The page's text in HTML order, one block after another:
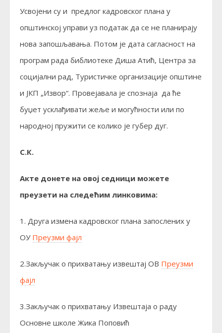
Усвојени су и предлог кадровског плана у
општинској управи уз податак да се не планирају
нова запошљавања. Потом је дата сагласност на
програм рада библиотеке Диша Атић, Центра за
социјални рад, Туристичке организације општине
и ЈКП „Извор“. Провејавала је спознаја да ће
буџет усклађивати жеље и могућности или по
народној пружити се колико је губер дуг.
С.К.
Акте донете на овој седници можете
преузети на следећим линковима:
1. Друга измена кадровског плана запослених у
ОУ Преузми фајл
2.Закључак о прихватању извештај ОВ Преузми
фајл
3.Закључак о прихватању Извештаја о раду
Основне школе Жика Поповић